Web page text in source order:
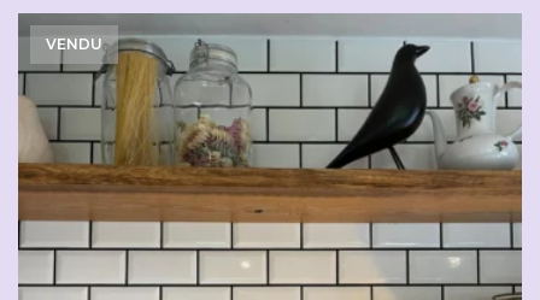
VENDU